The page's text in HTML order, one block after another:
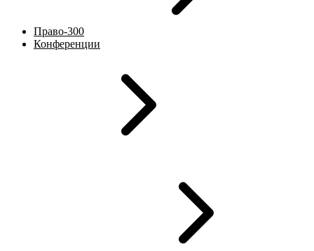
Право-300
Конференции